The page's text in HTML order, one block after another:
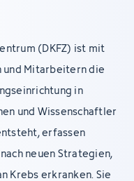
(DKFZ) ist mit
und Mitarbeitern die
in
und Wissenschaftler
erfassen
neuen Strategien,
Krebs erkranken. Sie